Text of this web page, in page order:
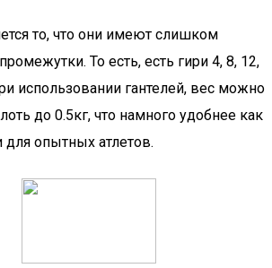
то, что они имеют слишком
То есть, есть гири 4, 8, 12,
использовании гантелей, вес можно
до 0.5кг, что намного удобнее как
для опытных атлетов.